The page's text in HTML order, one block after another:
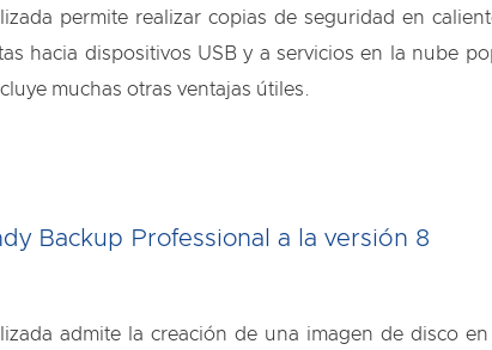
permite realizar copias de seguridad en
hacia dispositivos USB y a servicios en la nube
muchas otras ventajas útiles.
Backup Professional a la versión 8
admite la creación de una imagen de disco